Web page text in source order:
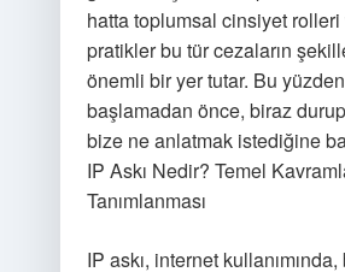
hatta toplumsal cinsiyet
pratikler bu tür cezaların
önemli bir yer tutar. Bu
başlamadan önce, biraz
bize ne anlatmak istediğine
IP Askı Nedir? Temel
Tanımlanması
IP askı, internet kullanımında,